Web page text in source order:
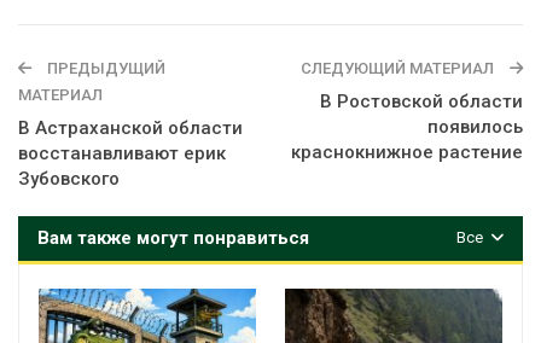
ПРЕДЫДУЩИЙ
МАТЕРИАЛ
В Астраханской области
восстанавливают ерик
Зубовского
СЛЕДУЮЩИЙ МАТЕРИАЛ
В Ростовской области
появилось
краснокнижное растение
Все
Вам также могут понравиться